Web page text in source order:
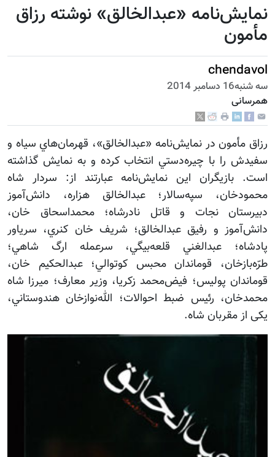
«عبدالخالق» نوشته رزاق
2014
در نمايش‌نامه «عبدالخالق»، قهرمان‌هاي سياه و
را با چيره‌دستي انتخاب کرده و به نمايش گذاشته
اين نمايش‌نامه عبارتند از: سردار شاه
سپه‌سالار؛ عبدالخالق هزاره، دانش‌آموز
نجات و قاتل نادرشاه؛ محمداسحاق خان،
و رفيق عبدالخالق؛ شريف خان کنري، سرياور
عبدالغني قلعه‌بيگي، سرعمله ارگ شاهي؛
قوماندان محبس کوتوالي؛ عبدالحکيم خان،
پوليس؛ فيض‌محمد زکريا، وزير معارف؛ ميرزا شاه
رئيس ضبط احوالات؛ الله‌نوازخان هندوستاني،
مقربان شاه.